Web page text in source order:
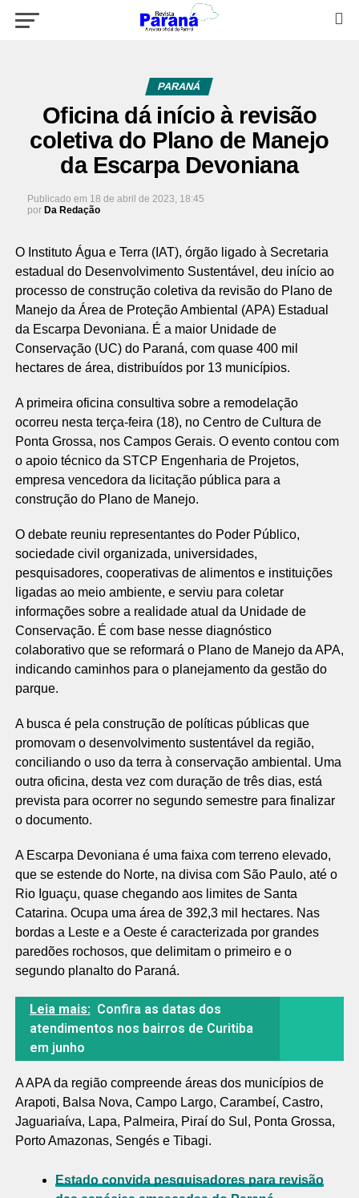
PARANÁ
Oficina dá início à revisão
coletiva do Plano de Manejo
da Escarpa Devoniana
Publicado em 18 de abril de 2023, 18:45
por Da Redação
O Instituto Água e Terra (IAT), órgão ligado à Secretaria
estadual do Desenvolvimento Sustentável, deu início ao
processo de construção coletiva da revisão do Plano de
Manejo da Área de Proteção Ambiental (APA) Estadual
da Escarpa Devoniana. É a maior Unidade de
Conservação (UC) do Paraná, com quase 400 mil
hectares de área, distribuídos por 13 municípios.
A primeira oficina consultiva sobre a remodelação
ocorreu nesta terça-feira (18), no Centro de Cultura de
Ponta Grossa, nos Campos Gerais. O evento contou com
o apoio técnico da STCP Engenharia de Projetos,
empresa vencedora da licitação pública para a
construção do Plano de Manejo.
O debate reuniu representantes do Poder Público,
sociedade civil organizada, universidades,
pesquisadores, cooperativas de alimentos e instituições
ligadas ao meio ambiente, e serviu para coletar
informações sobre a realidade atual da Unidade de
Conservação. É com base nesse diagnóstico
colaborativo que se reformará o Plano de Manejo da APA,
indicando caminhos para o planejamento da gestão do
parque.
A busca é pela construção de políticas públicas que
promovam o desenvolvimento sustentável da região,
conciliando o uso da terra à conservação ambiental. Uma
outra oficina, desta vez com duração de três dias, está
prevista para ocorrer no segundo semestre para finalizar
o documento.
A Escarpa Devoniana é uma faixa com terreno elevado,
que se estende do Norte, na divisa com São Paulo, até o
Rio Iguaçu, quase chegando aos limites de Santa
Catarina. Ocupa uma área de 392,3 mil hectares. Nas
bordas a Leste e a Oeste é caracterizada por grandes
paredões rochosos, que delimitam o primeiro e o
segundo planalto do Paraná.
Leia mais: Confira as datas dos
atendimentos nos bairros de Curitiba
em junho
A APA da região compreende áreas dos municípios de
Arapoti, Balsa Nova, Campo Largo, Carambeí, Castro,
Jaguariaíva, Lapa, Palmeira, Piraí do Sul, Ponta Grossa,
Porto Amazonas, Sengés e Tibagi.
Estado convida pesquisadores para revisão